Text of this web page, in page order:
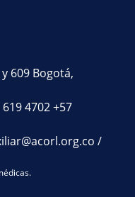
609 Bogotá,
4702 +57
/